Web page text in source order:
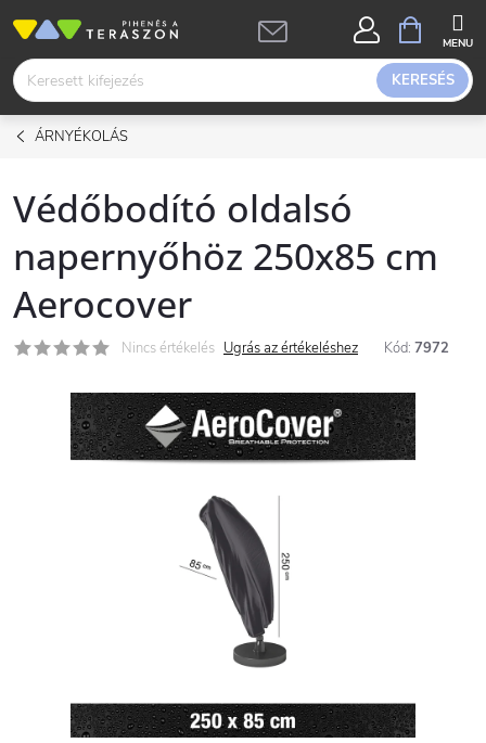
tartalomhoz
KERESÉS
KOSÁR
ÁRNYÉKOLÁS
Védőbodító oldalsó
napernyőhöz 250x85 cm
Aerocover
Nincs értékelés Ugrás az értékeléshez Kód: 7972